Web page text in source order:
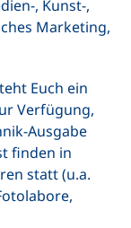
, Kunst-,
Marketing,
Euch ein
Verfügung,
Ausgabe
finden in
statt (u.a.